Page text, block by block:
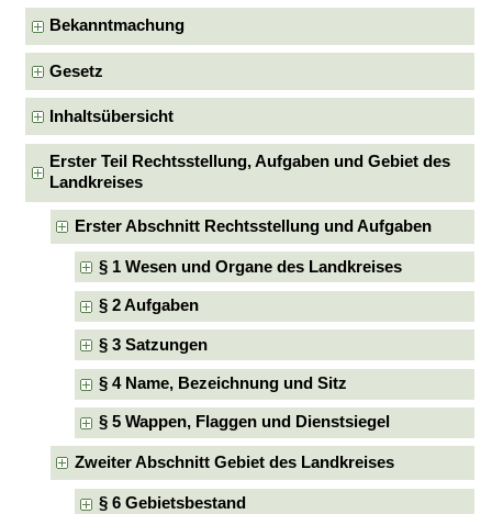
Bekanntmachung
Gesetz
Inhaltsübersicht
Erster Teil Rechtsstellung, Aufgaben und Gebiet des
Landkreises
Erster Abschnitt Rechtsstellung und Aufgaben
§ 1 Wesen und Organe des Landkreises
§ 2 Aufgaben
§ 3 Satzungen
§ 4 Name, Bezeichnung und Sitz
§ 5 Wappen, Flaggen und Dienstsiegel
Zweiter Abschnitt Gebiet des Landkreises
§ 6 Gebietsbestand